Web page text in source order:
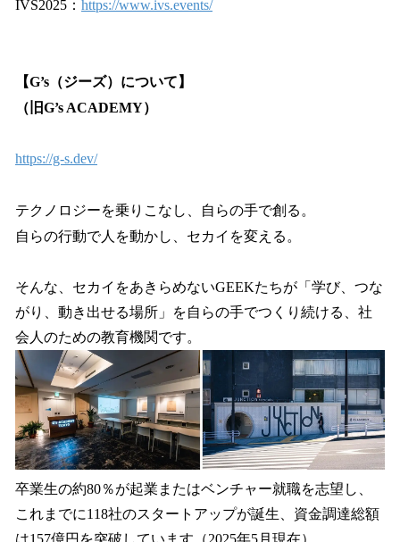
IVS2025： https://www.ivs.events/
【G’s（ジーズ）について】
（旧G’s ACADEMY）
https://g-s.dev/
テクノロジーを乗りこなし、自らの手で創る。
自らの行動で人を動かし、セカイを変える。
そんな、セカイをあきらめないGEEKたちが「学び、つな
がり、動き出せる場所」を自らの手でつくり続ける、社
会人のための教育機関です。
卒業生の約80％が起業またはベンチャー就職を志望し、
これまでに118社のスタートアップが誕生、資金調達総額